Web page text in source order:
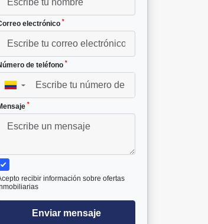
electrónico *
de teléfono *
▼
*
recibir información sobre ofertas
Enviar mensaje